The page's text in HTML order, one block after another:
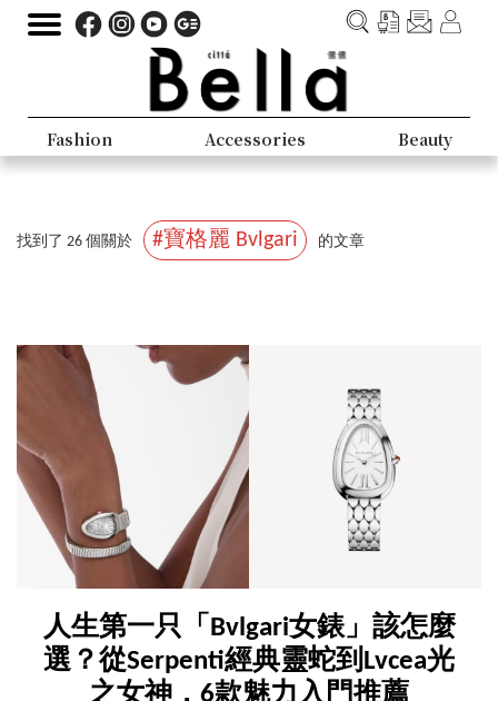
Fashion Accessories Beauty
找到了 26 個關於 #寶格麗 Bvlgari 的文章
人生第一只「Bvlgari女錶」該怎麼
選？從Serpenti經典靈蛇到Lvcea光
之女神，6款魅力入門推薦